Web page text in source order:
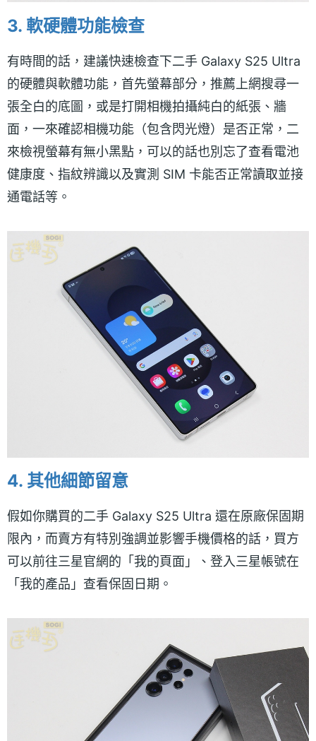
3. 軟硬體功能檢查
有時間的話，建議快速檢查下二手 Galaxy S25 Ultra
的硬體與軟體功能，首先螢幕部分，推薦上網搜尋一
張全白的底圖，或是打開相機拍攝純白的紙張、牆
面，一來確認相機功能（包含閃光燈）是否正常，二
來檢視螢幕有無小黑點，可以的話也別忘了查看電池
健康度、指紋辨識以及實測 SIM 卡能否正常讀取並接
通電話等。
4. 其他細節留意
假如你購買的二手 Galaxy S25 Ultra 還在原廠保固期
限內，而賣方有特別強調並影響手機價格的話，買方
可以前往三星官網的「我的頁面」、登入三星帳號在
「我的產品」查看保固日期。